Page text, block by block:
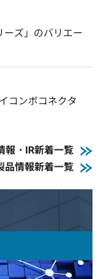
ーズ」のバリエー
コンボコネクタ
報・IR新着一覧
品情報新着一覧